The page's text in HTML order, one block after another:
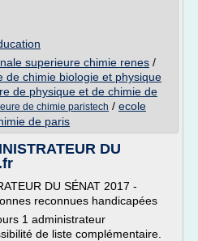
superieure chimie renes /
de chimie biologie et physique
de physique et de chimie de
de chimie paristech / ecole
de paris
DU
DU SÉNAT 2017 -
reconnues handicapées
1 administrateur
de liste complémentaire.